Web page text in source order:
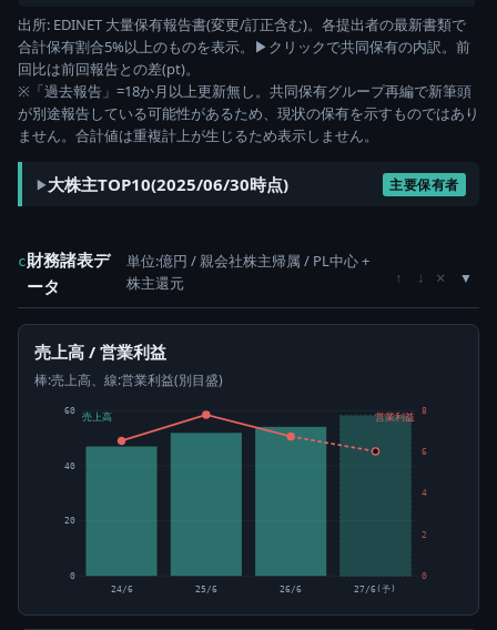
出所: EDINET 大量保有報告書(変更/訂正含む)。各提出者の最新書類で
合計保有割合5%以上のものを表示。▶クリックで共同保有の内訳。前
回比は前回報告との差(pt)。
※「過去報告」=18か月以上更新無し。共同保有グループ再編で新筆頭
が別途報告している可能性があるため、現状の保有を示すものではあり
ません。合計値は重複計上が生じるため表示しません。
大株主TOP10(2025/06/30時点) 主要保有者
c財務諸表デ
ータ
単位:億円 / 親会社株主帰属 / PL中心 +
株主還元
↑ ↓ ×
売上高 / 営業利益
棒:売上高、線:営業利益(別目盛)
0
20
40
60
0
2
4
6
8
24/6 25/6 26/6 27/6(予)
売上高 営業利益